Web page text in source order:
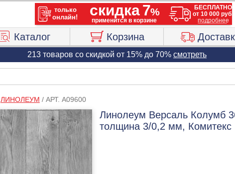
Каталог Корзина
213 товаров со скидкой от 15% до 70% смотреть
ЛИНОЛЕУМ / АРТ. A09600
Линолеум Версаль Колумб
толщина 3/0,2 мм, Комитекс